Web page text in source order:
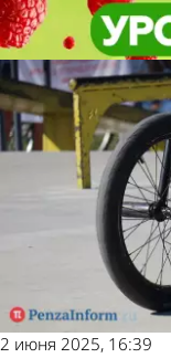
3
Не забудь!
2 июня 2025, 16:39
3
Не забудь!
Погода
в Пензе